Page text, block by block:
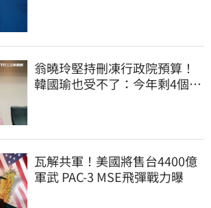
翁曉玲堅持刪凍行政院預算！
韓國瑜也受不了：今年剩4個月
瓦解共軍！美國將售台4400億
軍武 PAC-3 MSE飛彈戰力曝